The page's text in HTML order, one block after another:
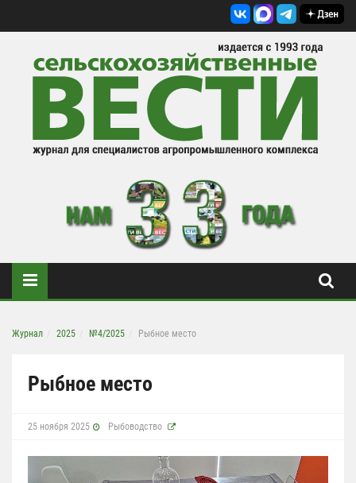
Журнал 2025 №4/2025 Рыбное место
Рыбное место
25 ноября 2025 Рыбоводство